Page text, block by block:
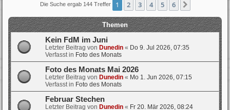
Die Suche ergab 144 Treffer 1 2 3 4 5 6
Themen
Kein FdM im Juni
Letzter Beitrag von Dunedin « Do 9. Jul 2026, 07:35
Verfasst in Foto des Monats
Foto des Monats Mai 2026
Letzter Beitrag von Dunedin « Mo 1. Jun 2026, 07:15
Verfasst in Foto des Monats
Februar Stechen
Letzter Beitrag von Dunedin « Fr 20. Mär 2026, 08:24